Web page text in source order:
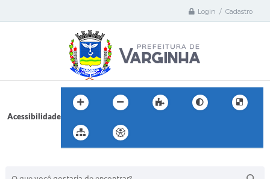
Login / Cadastro
Acessibilidade